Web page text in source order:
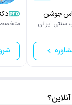
جوشن
ایرانی متخصص